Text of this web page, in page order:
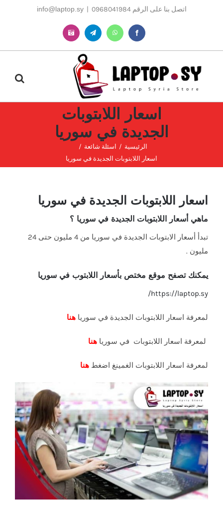
اتصل بنا على الرقم 0968041984 |
info@laptop.sy
Facebook
WhatsApp
Telegram
Instagram
اسعار اللابتوبات
الجديدة في سوريا
الرئيسية
اسئلة شائعة
اسعار اللابتوبات الجديدة في سوريا
اسعار اللابتوبات الجديدة في سوريا
ماهي أسعار اللابتوبات الجديدة في سوريا ؟
تبدأ أسعار الابتوبات الجديدة في سوريا من 4 مليون حتى 24
مليون .
يمكنك تصفح موقع مختص بأسعار اللابتوب في سوريا
https://laptop.sy/
لمعرفة اسعار اللابتوبات الجديدة في سوريا هنا
لمعرفة اسعار اللابتوبات في سوريا هنا
لمعرفة اسعار اللابتوبات الغمينغ اضغط هنا